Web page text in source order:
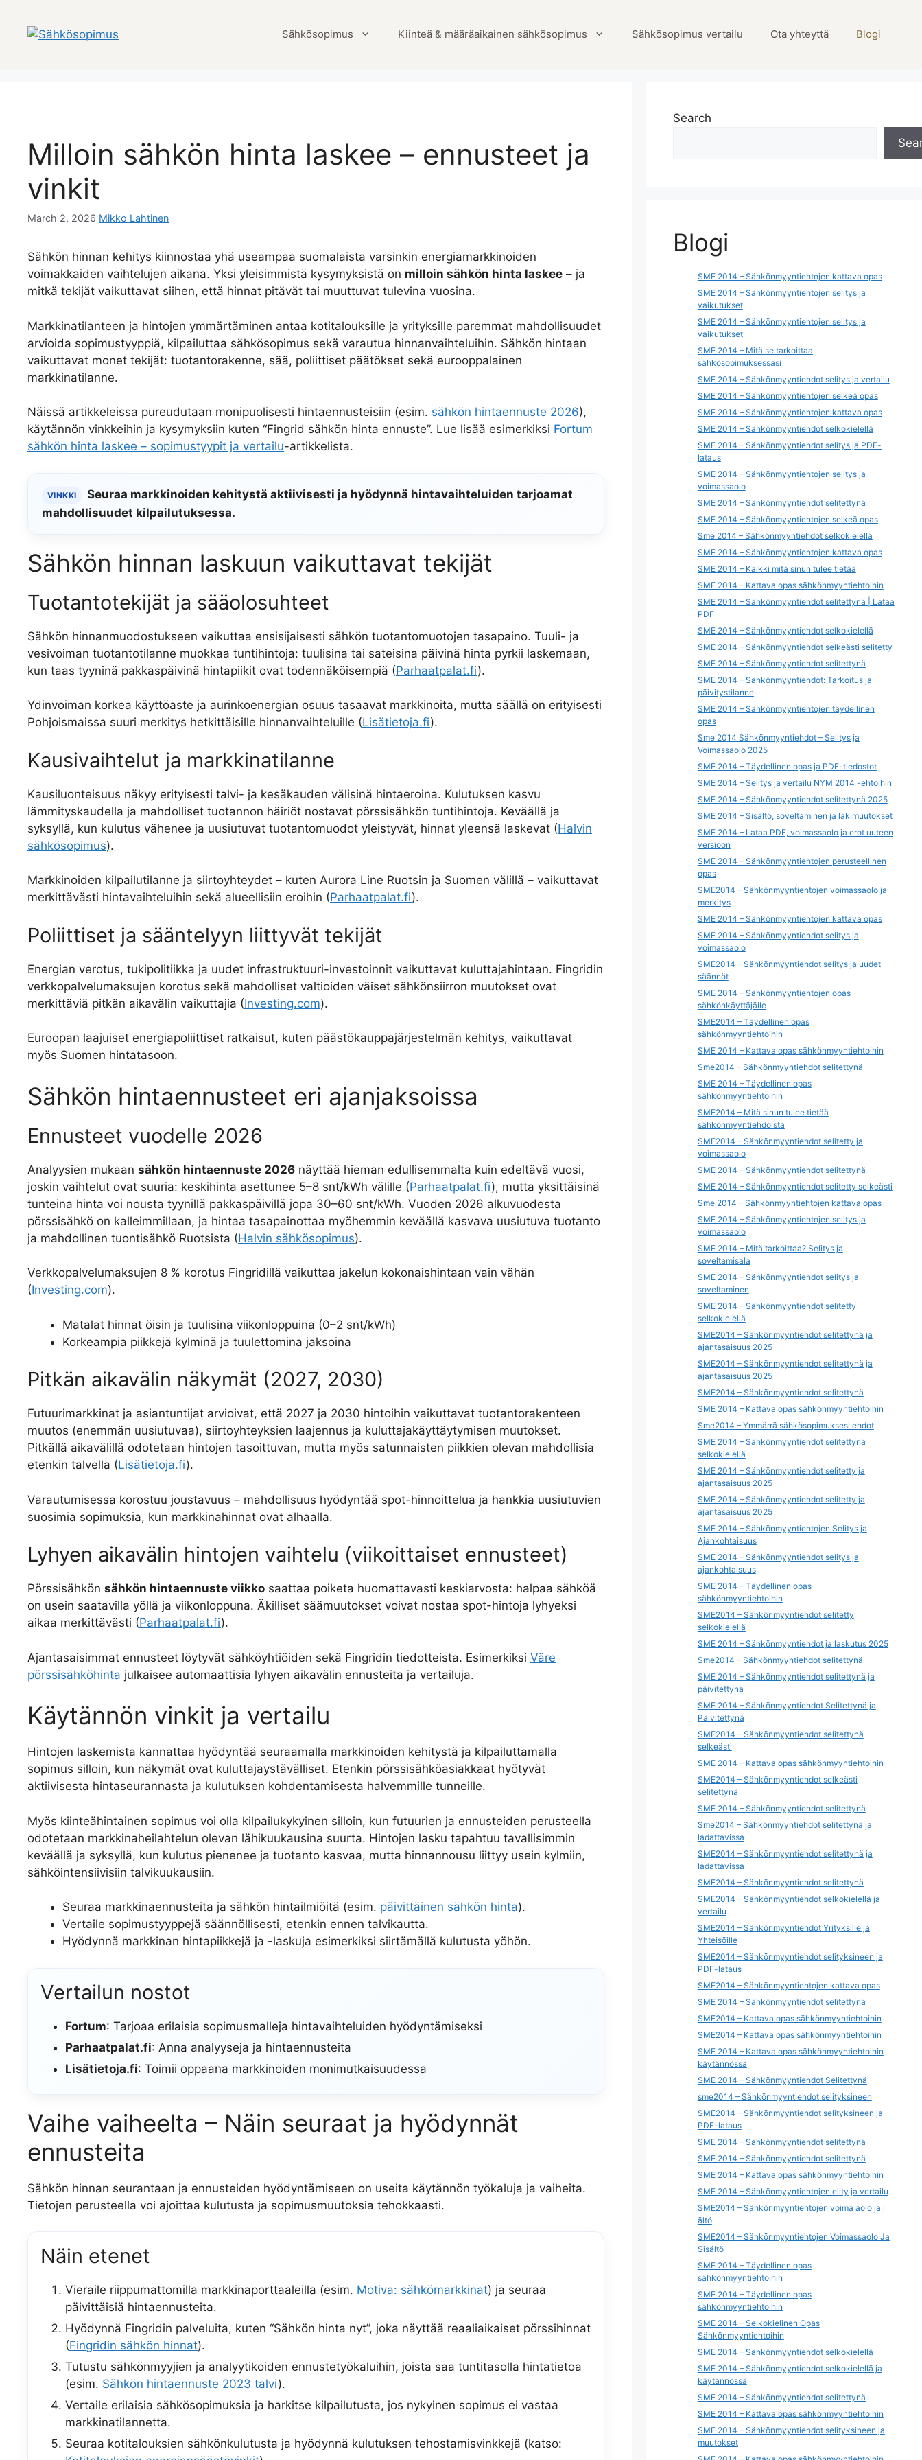
content
Sähkösopimus Kiinteä & määräaikainen sähkösopimus Sähkösopimus vertailu Ota yhteyttä Blogi
Milloin sähkön hinta laskee – ennusteet ja
vinkit
March 2, 2026 Mikko Lahtinen
Sähkön hinnan kehitys kiinnostaa yhä useampaa suomalaista varsinkin energiamarkkinoiden
voimakkaiden vaihtelujen aikana. Yksi yleisimmistä kysymyksistä on milloin sähkön hinta laskee – ja
mitkä tekijät vaikuttavat siihen, että hinnat pitävät tai muuttuvat tulevina vuosina.
Markkinatilanteen ja hintojen ymmärtäminen antaa kotitalouksille ja yrityksille paremmat mahdollisuudet
arvioida sopimustyyppiä, kilpailuttaa sähkösopimus sekä varautua hinnanvaihteluihin. Sähkön hintaan
vaikuttavat monet tekijät: tuotantorakenne, sää, poliittiset päätökset sekä eurooppalainen
markkinatilanne.
Näissä artikkeleissa pureudutaan monipuolisesti hintaennusteisiin (esim. sähkön hintaennuste 2026),
käytännön vinkkeihin ja kysymyksiin kuten “Fingrid sähkön hinta ennuste”. Lue lisää esimerkiksi Fortum
sähkön hinta laskee – sopimustyypit ja vertailu-artikkelista.
VINKKI
Seuraa markkinoiden kehitystä aktiivisesti ja hyödynnä hintavaihteluiden tarjoamat
mahdollisuudet kilpailutuksessa.
Sähkön hinnan laskuun vaikuttavat tekijät
Tuotantotekijät ja sääolosuhteet
Sähkön hinnanmuodostukseen vaikuttaa ensisijaisesti sähkön tuotantomuotojen tasapaino. Tuuli- ja
vesivoiman tuotantotilanne muokkaa tuntihintoja: tuulisina tai sateisina päivinä hinta pyrkii laskemaan,
kun taas tyyninä pakkaspäivinä hintapiikit ovat todennäköisempiä (Parhaatpalat.fi).
Ydinvoiman korkea käyttöaste ja aurinkoenergian osuus tasaavat markkinoita, mutta säällä on erityisesti
Pohjoismaissa suuri merkitys hetkittäisille hinnanvaihteluille (Lisätietoja.fi).
Kausivaihtelut ja markkinatilanne
Kausiluonteisuus näkyy erityisesti talvi- ja kesäkauden välisinä hintaeroina. Kulutuksen kasvu
lämmityskaudella ja mahdolliset tuotannon häiriöt nostavat pörssisähkön tuntihintoja. Keväällä ja
syksyllä, kun kulutus vähenee ja uusiutuvat tuotantomuodot yleistyvät, hinnat yleensä laskevat (Halvin
sähkösopimus).
Markkinoiden kilpailutilanne ja siirtoyhteydet – kuten Aurora Line Ruotsin ja Suomen välillä – vaikuttavat
merkittävästi hintavaihteluihin sekä alueellisiin eroihin (Parhaatpalat.fi).
Poliittiset ja sääntelyyn liittyvät tekijät
Energian verotus, tukipolitiikka ja uudet infrastruktuuri-investoinnit vaikuttavat kuluttajahintaan. Fingridin
verkkopalvelumaksujen korotus sekä mahdolliset valtioiden väiset sähkönsiirron muutokset ovat
merkittäviä pitkän aikavälin vaikuttajia (Investing.com).
Euroopan laajuiset energiapoliittiset ratkaisut, kuten päästökauppajärjestelmän kehitys, vaikuttavat
myös Suomen hintatasoon.
Sähkön hintaennusteet eri ajanjaksoissa
Ennusteet vuodelle 2026
Analyysien mukaan sähkön hintaennuste 2026 näyttää hieman edullisemmalta kuin edeltävä vuosi,
joskin vaihtelut ovat suuria: keskihinta asettunee 5–8 snt/kWh välille (Parhaatpalat.fi), mutta yksittäisinä
tunteina hinta voi nousta tyynillä pakkaspäivillä jopa 30–60 snt/kWh. Vuoden 2026 alkuvuodesta
pörssisähkö on kalleimmillaan, ja hintaa tasapainottaa myöhemmin keväällä kasvava uusiutuva tuotanto
ja mahdollinen tuontisähkö Ruotsista (Halvin sähkösopimus).
Verkkopalvelumaksujen 8 % korotus Fingridillä vaikuttaa jakelun kokonaishintaan vain vähän
(Investing.com).
Matalat hinnat öisin ja tuulisina viikonloppuina (0–2 snt/kWh)
Korkeampia piikkejä kylminä ja tuulettomina jaksoina
Pitkän aikavälin näkymät (2027, 2030)
Futuurimarkkinat ja asiantuntijat arvioivat, että 2027 ja 2030 hintoihin vaikuttavat tuotantorakenteen
muutos (enemmän uusiutuvaa), siirtoyhteyksien laajennus ja kuluttajakäyttäytymisen muutokset.
Pitkällä aikavälillä odotetaan hintojen tasoittuvan, mutta myös satunnaisten piikkien olevan mahdollisia
etenkin talvella (Lisätietoja.fi).
Varautumisessa korostuu joustavuus – mahdollisuus hyödyntää spot-hinnoittelua ja hankkia uusiutuvien
suosimia sopimuksia, kun markkinahinnat ovat alhaalla.
Lyhyen aikavälin hintojen vaihtelu (viikoittaiset ennusteet)
Pörssisähkön sähkön hintaennuste viikko saattaa poiketa huomattavasti keskiarvosta: halpaa sähköä
on usein saatavilla yöllä ja viikonloppuna. Äkilliset säämuutokset voivat nostaa spot-hintoja lyhyeksi
aikaa merkittävästi (Parhaatpalat.fi).
Ajantasaisimmat ennusteet löytyvät sähköyhtiöiden sekä Fingridin tiedotteista. Esimerkiksi Väre
pörssisähköhinta julkaisee automaattisia lyhyen aikavälin ennusteita ja vertailuja.
Käytännön vinkit ja vertailu
Hintojen laskemista kannattaa hyödyntää seuraamalla markkinoiden kehitystä ja kilpailuttamalla
sopimus silloin, kun näkymät ovat kuluttajaystävälliset. Etenkin pörssisähköasiakkaat hyötyvät
aktiivisesta hintaseurannasta ja kulutuksen kohdentamisesta halvemmille tunneille.
Myös kiinteähintainen sopimus voi olla kilpailukykyinen silloin, kun futuurien ja ennusteiden perusteella
odotetaan markkinaheilahtelun olevan lähikuukausina suurta. Hintojen lasku tapahtuu tavallisimmin
keväällä ja syksyllä, kun kulutus pienenee ja tuotanto kasvaa, mutta hinnannousu liittyy usein kylmiin,
sähköintensiivisiin talvikuukausiin.
Seuraa markkinaennusteita ja sähkön hintailmiöitä (esim. päivittäinen sähkön hinta).
Vertaile sopimustyyppejä säännöllisesti, etenkin ennen talvikautta.
Hyödynnä markkinan hintapiikkejä ja -laskuja esimerkiksi siirtämällä kulutusta yöhön.
Vertailun nostot
Fortum: Tarjoaa erilaisia sopimusmalleja hintavaihteluiden hyödyntämiseksi
Parhaatpalat.fi: Anna analyyseja ja hintaennusteita
Lisätietoja.fi: Toimii oppaana markkinoiden monimutkaisuudessa
Vaihe vaiheelta – Näin seuraat ja hyödynnät
ennusteita
Sähkön hinnan seurantaan ja ennusteiden hyödyntämiseen on useita käytännön työkaluja ja vaiheita.
Tietojen perusteella voi ajoittaa kulutusta ja sopimusmuutoksia tehokkaasti.
Näin etenet
Vieraile riippumattomilla markkinaporttaaleilla (esim. Motiva: sähkömarkkinat) ja seuraa
päivittäisiä hintaennusteita.
Hyödynnä Fingridin palveluita, kuten “Sähkön hinta nyt”, joka näyttää reaaliaikaiset pörssihinnat
(Fingridin sähkön hinnat).
Tutustu sähkönmyyjien ja analyytikoiden ennustetyökaluihin, joista saa tuntitasolla hintatietoa
(esim. Sähkön hintaennuste 2023 talvi).
Vertaile erilaisia sähkösopimuksia ja harkitse kilpailutusta, jos nykyinen sopimus ei vastaa
markkinatilannetta.
Seuraa kotitalouksien sähkönkulutusta ja hyödynnä kulutuksen tehostamisvinkkejä (katso:
Search
Blogi
SME 2014 – Sähkönmyyntiehtojen kattava opas
SME 2014 – Sähkönmyyntiehtojen selitys ja
vaikutukset
SME 2014 – Sähkönmyyntiehtojen selitys ja
vaikutukset
SME 2014 – Mitä se tarkoittaa
sähkösopimuksessasi
SME 2014 – Sähkönmyyntiehdot selitys ja vertailu
SME 2014 – Sähkönmyyntiehtojen selkeä opas
SME 2014 – Sähkönmyyntiehtojen kattava opas
SME 2014 – Sähkönmyyntiehdot selkokielellä
SME 2014 – Sähkönmyyntiehdot selitys ja PDF-
lataus
SME 2014 – Sähkönmyyntiehtojen selitys ja
voimassaolo
SME 2014 – Sähkönmyyntiehdot selitettynä
SME 2014 – Sähkönmyyntiehtojen selkeä opas
Sme 2014 – Sähkönmyyntiehdot selkokielellä
SME 2014 – Sähkönmyyntiehtojen kattava opas
SME 2014 – Kaikki mitä sinun tulee tietää
SME 2014 – Kattava opas sähkönmyyntiehtoihin
SME 2014 – Sähkönmyyntiehdot selitettynä | Lataa
PDF
SME 2014 – Sähkönmyyntiehdot selkokielellä
SME 2014 – Sähkönmyyntiehdot selkeästi selitetty
SME 2014 – Sähkönmyyntiehdot selitettynä
SME 2014 – Sähkönmyyntiehdot: Tarkoitus ja
päivitystilanne
SME 2014 – Sähkönmyyntiehtojen täydellinen
opas
Sme 2014 Sähkönmyyntiehdot – Selitys ja
Voimassaolo 2025
SME 2014 – Täydellinen opas ja PDF-tiedostot
SME 2014 – Selitys ja vertailu NYM 2014 -ehtoihin
SME 2014 – Sähkönmyyntiehdot selitettynä 2025
SME 2014 – Sisältö, soveltaminen ja lakimuutokset
SME 2014 – Lataa PDF, voimassaolo ja erot uuteen
versioon
SME 2014 – Sähkönmyyntiehtojen perusteellinen
opas
SME2014 – Sähkönmyyntiehtojen voimassaolo ja
merkitys
SME 2014 – Sähkönmyyntiehtojen kattava opas
SME 2014 – Sähkönmyyntiehdot selitys ja
voimassaolo
SME2014 – Sähkönmyyntiehdot selitys ja uudet
säännöt
SME 2014 – Sähkönmyyntiehtojen opas
sähkönkäyttäjälle
SME2014 – Täydellinen opas
sähkönmyyntiehtoihin
SME 2014 – Kattava opas sähkönmyyntiehtoihin
Sme2014 – Sähkönmyyntiehdot selitettynä
SME 2014 – Täydellinen opas
sähkönmyyntiehtoihin
SME2014 – Mitä sinun tulee tietää
sähkönmyyntiehdoista
SME2014 – Sähkönmyyntiehdot selitetty ja
voimassaolo
SME 2014 – Sähkönmyyntiehdot selitettynä
SME 2014 – Sähkönmyyntiehdot selitetty selkeästi
Sme 2014 – Sähkönmyyntiehtojen kattava opas
SME 2014 – Sähkönmyyntiehtojen selitys ja
voimassaolo
SME 2014 – Mitä tarkoittaa? Selitys ja
soveltamisala
SME 2014 – Sähkönmyyntiehdot selitys ja
soveltaminen
SME 2014 – Sähkönmyyntiehdot selitetty
selkokielellä
SME2014 – Sähkönmyyntiehdot selitettynä ja
ajantasaisuus 2025
SME2014 – Sähkönmyyntiehdot selitettynä ja
ajantasaisuus 2025
SME2014 – Sähkönmyyntiehdot selitettynä
SME 2014 – Kattava opas sähkönmyyntiehtoihin
Sme2014 – Ymmärrä sähkösopimuksesi ehdot
SME 2014 – Sähkönmyyntiehdot selitettynä
selkokielellä
SME 2014 – Sähkönmyyntiehdot selitetty ja
ajantasaisuus 2025
SME 2014 – Sähkönmyyntiehdot selitetty ja
ajantasaisuus 2025
SME 2014 – Sähkönmyyntiehtojen Selitys ja
Ajankohtaisuus
SME 2014 – Sähkönmyyntiehdot selitys ja
ajankohtaisuus
SME 2014 – Täydellinen opas
sähkönmyyntiehtoihin
SME2014 – Sähkönmyyntiehdot selitetty
selkokielellä
SME 2014 – Sähkönmyyntiehdot ja laskutus 2025
Sme2014 – Sähkönmyyntiehdot selitettynä
SME 2014 – Sähkönmyyntiehdot selitettynä ja
päivitettynä
SME 2014 – Sähkönmyyntiehdot Selitettynä ja
Päivitettynä
SME2014 – Sähkönmyyntiehdot selitettynä
selkeästi
SME 2014 – Kattava opas sähkönmyyntiehtoihin
SME2014 – Sähkönmyyntiehdot selkeästi
selitettynä
SME 2014 – Sähkönmyyntiehdot selitettynä
Sme2014 – Sähkönmyyntiehdot selitettynä ja
ladattavissa
SME2014 – Sähkönmyyntiehdot selitettynä ja
ladattavissa
SME2014 – Sähkönmyyntiehdot selitettynä
SME2014 – Sähkönmyyntiehdot selkokielellä ja
vertailu
SME2014 – Sähkönmyyntiehdot Yrityksille ja
Yhteisöille
SME2014 – Sähkönmyyntiehdot selityksineen ja
PDF-lataus
SME2014 – Sähkönmyyntiehtojen kattava opas
SME 2014 – Sähkönmyyntiehdot selitettynä
SME2014 – Kattava opas sähkönmyyntiehtoihin
SME2014 – Kattava opas sähkönmyyntiehtoihin
SME 2014 – Kattava opas sähkönmyyntiehtoihin
käytännössä
SME 2014 – Sähkönmyyntiehdot Selitettynä
sme2014 – Sähkönmyyntiehdot selityksineen
SME2014 – Sähkönmyyntiehdot selityksineen ja
PDF-lataus
SME 2014 – Sähkönmyyntiehdot selitettynä
SME 2014 – Sähkönmyyntiehdot selitettynä
SME 2014 – Kattava opas sähkönmyyntiehtoihin
SME 2014 – Sähkönmyyntiehtojen elity ja vertailu
SME2014 – Sähkönmyyntiehtojen voima aolo ja i
ältö
SME2014 – Sähkönmyyntiehtojen Voimassaolo Ja
Sisältö
SME 2014 – Täydellinen opas
sähkönmyyntiehtoihin
SME 2014 – Täydellinen opas
sähkönmyyntiehtoihin
SME 2014 – Selkokielinen Opas
Sähkönmyyntiehtoihin
SME 2014 – Sähkönmyyntiehdot selkokielellä
SME 2014 – Sähkönmyyntiehdot selkokielellä ja
käytännössä
SME 2014 – Sähkönmyyntiehdot selitettynä
SME 2014 – Kattava opas sähkönmyyntiehtoihin
SME 2014 – Sähkönmyyntiehdot selityksineen ja
muutokset